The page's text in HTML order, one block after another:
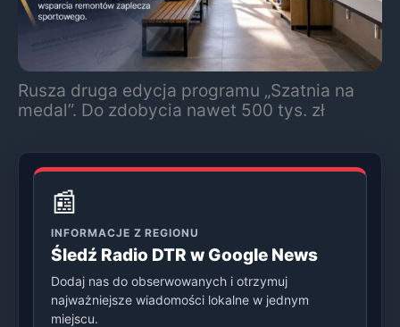
Rusza druga edycja programu „Szatnia na
medal”. Do zdobycia nawet 500 tys. zł
📰
INFORMACJE Z REGIONU
Śledź Radio DTR w Google News
Dodaj nas do obserwowanych i otrzymuj
najważniejsze wiadomości lokalne w jednym
miejscu.